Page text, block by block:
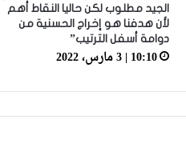
الجيد مطلوب لكن حاليا النقاط أهم
لأن هدفنا هو إخراج الحسنية من
دوامة أسفل الترتيب”
10:10 | 3 مارس، 2022